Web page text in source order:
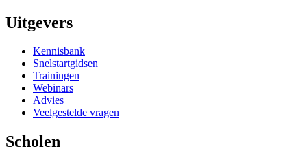
Uitgevers
Kennisbank
Snelstartgidsen
Trainingen
Webinars
Advies
Veelgestelde vragen
Scholen